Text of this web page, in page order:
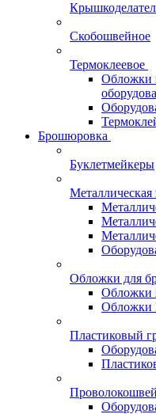
Скобошвейное
Термоклеевое
Обложки
Брошюровка
Буклетмейкеры
Металлическая
Обложки для
Обложки
Пластиковый